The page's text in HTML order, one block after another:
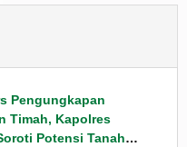
Pengungkapan
Timah, Kapolres
Potensi Tanah